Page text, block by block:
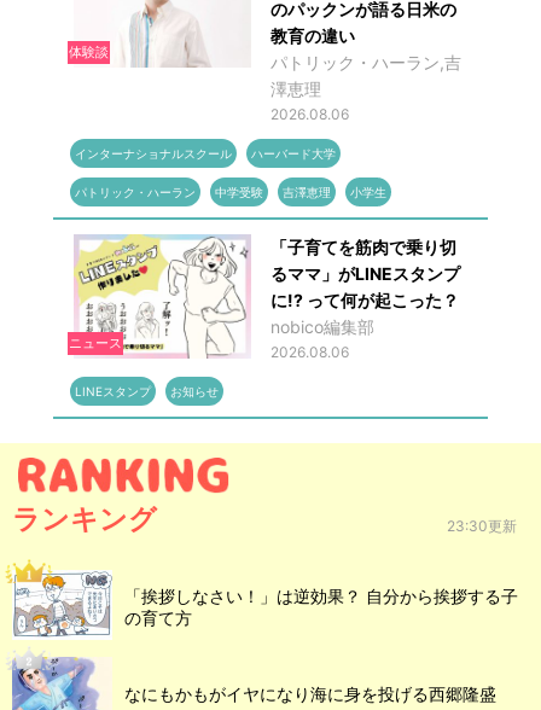
体験談
のパックンが語る日米の
教育の違い
パトリック・ハーラン,吉
澤恵理
2026.08.06
インターナショナルスクール ハーバード大学
パトリック・ハーラン 中学受験 吉澤恵理 小学生
ニュース
「子育てを筋肉で乗り切
るママ」がLINEスタンプ
に!? って何が起こった？
nobico編集部
2026.08.06
LINEスタンプ お知らせ
ランキング 23:30更新
「挨拶しなさい！」は逆効果？ 自分から挨拶する子
の育て方
なにもかもがイヤになり海に身を投げる西郷隆盛